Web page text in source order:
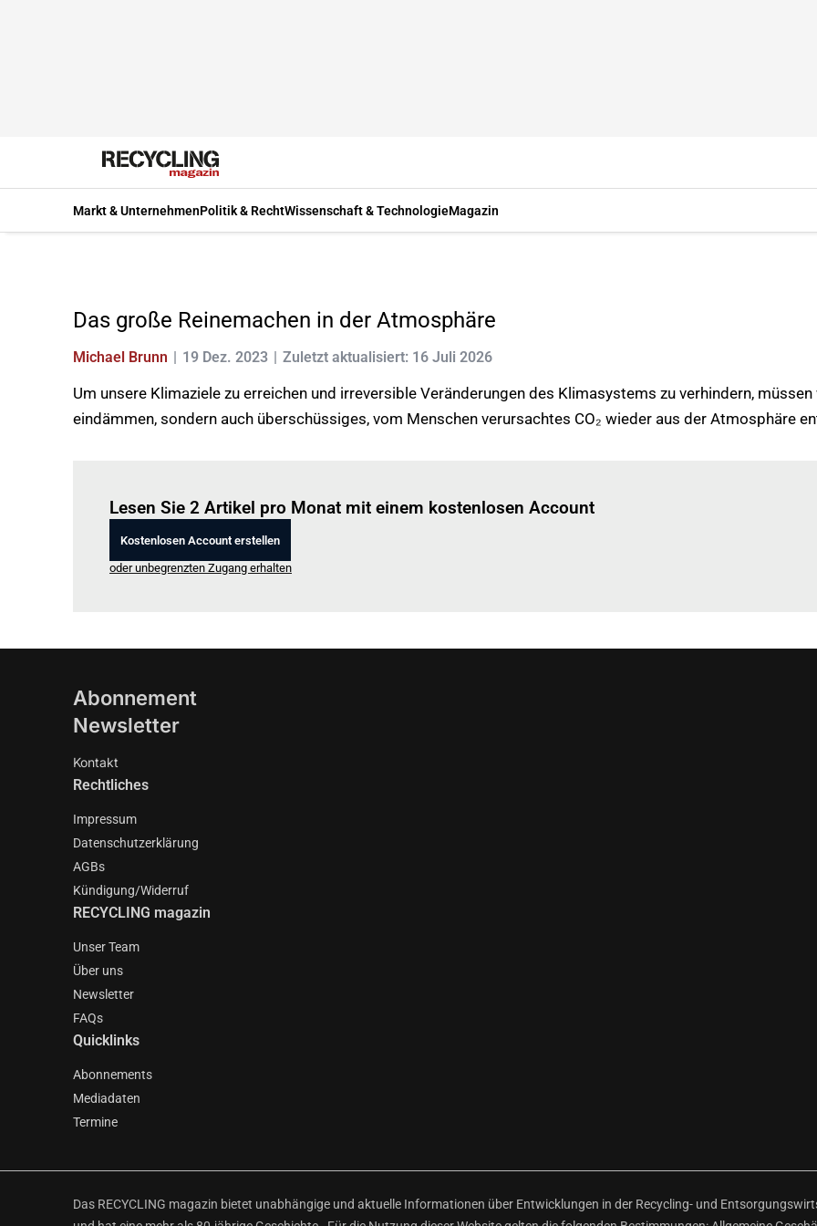
Markt & UnternehmenPolitik & RechtWissenschaft & TechnologieMagazin
Das große Reinemachen in der Atmosphäre
Michael Brunn 19 Dez. 2023 Zuletzt aktualisiert: 16 Juli 2026
Um unsere Klimaziele zu erreichen und irreversible Veränderungen des Klimasystems zu verhindern,
eindämmen, sondern auch überschüssiges, vom Menschen verursachtes CO₂ wieder aus der Atmosphäre
Lesen Sie 2 Artikel pro Monat mit einem kostenlosen Account
Kostenlosen Account erstellen
oder unbegrenzten Zugang erhalten
Abonnement
Newsletter
Kontakt
Rechtliches
Impressum
Datenschutzerklärung
AGBs
Kündigung/Widerruf
RECYCLING magazin
Unser Team
Über uns
Newsletter
FAQs
Quicklinks
Abonnements
Mediadaten
Termine
Das RECYCLING magazin bietet unabhängige und aktuelle Informationen über Entwicklungen in der Recycling- und